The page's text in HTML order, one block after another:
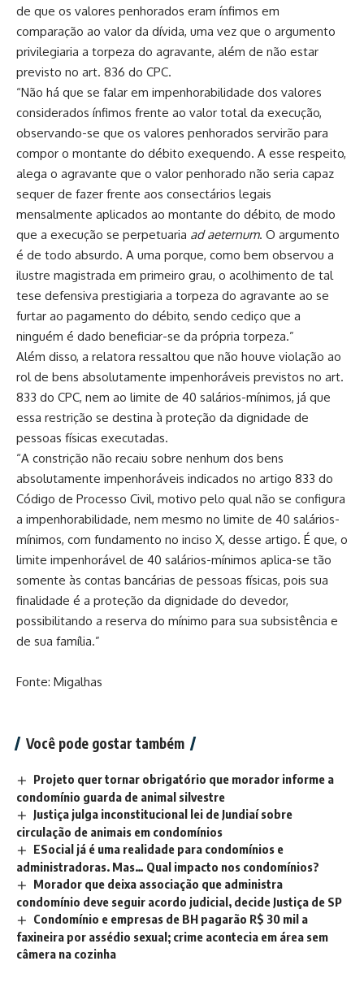
de que os valores penhorados eram ínfimos em
comparação ao valor da dívida, uma vez que o argumento
privilegiaria a torpeza do agravante, além de não estar
previsto no art. 836 do CPC.
“Não há que se falar em impenhorabilidade dos valores
considerados ínfimos frente ao valor total da execução,
observando-se que os valores penhorados servirão para
compor o montante do débito exequendo. A esse respeito,
alega o agravante que o valor penhorado não seria capaz
sequer de fazer frente aos consectários legais
mensalmente aplicados ao montante do débito, de modo
que a execução se perpetuaria ad aeternum. O argumento
é de todo absurdo. A uma porque, como bem observou a
ilustre magistrada em primeiro grau, o acolhimento de tal
tese defensiva prestigiaria a torpeza do agravante ao se
furtar ao pagamento do débito, sendo cediço que a
ninguém é dado beneficiar-se da própria torpeza.”
Além disso, a relatora ressaltou que não houve violação ao
rol de bens absolutamente impenhoráveis previstos no art.
833 do CPC, nem ao limite de 40 salários-mínimos, já que
essa restrição se destina à proteção da dignidade de
pessoas físicas executadas.
“A constrição não recaiu sobre nenhum dos bens
absolutamente impenhoráveis indicados no artigo 833 do
Código de Processo Civil, motivo pelo qual não se configura
a impenhorabilidade, nem mesmo no limite de 40 salários-
mínimos, com fundamento no inciso X, desse artigo. É que, o
limite impenhorável de 40 salários-mínimos aplica-se tão
somente às contas bancárias de pessoas físicas, pois sua
finalidade é a proteção da dignidade do devedor,
possibilitando a reserva do mínimo para sua subsistência e
de sua família.”
Fonte: Migalhas
Você pode gostar também
Projeto quer tornar obrigatório que morador informe a
condomínio guarda de animal silvestre
Justiça julga inconstitucional lei de Jundiaí sobre
circulação de animais em condomínios
ESocial já é uma realidade para condomínios e
administradoras. Mas… Qual impacto nos condomínios?
Morador que deixa associação que administra
condomínio deve seguir acordo judicial, decide Justiça de SP
Condomínio e empresas de BH pagarão R$ 30 mil a
faxineira por assédio sexual; crime acontecia em área sem
câmera na cozinha